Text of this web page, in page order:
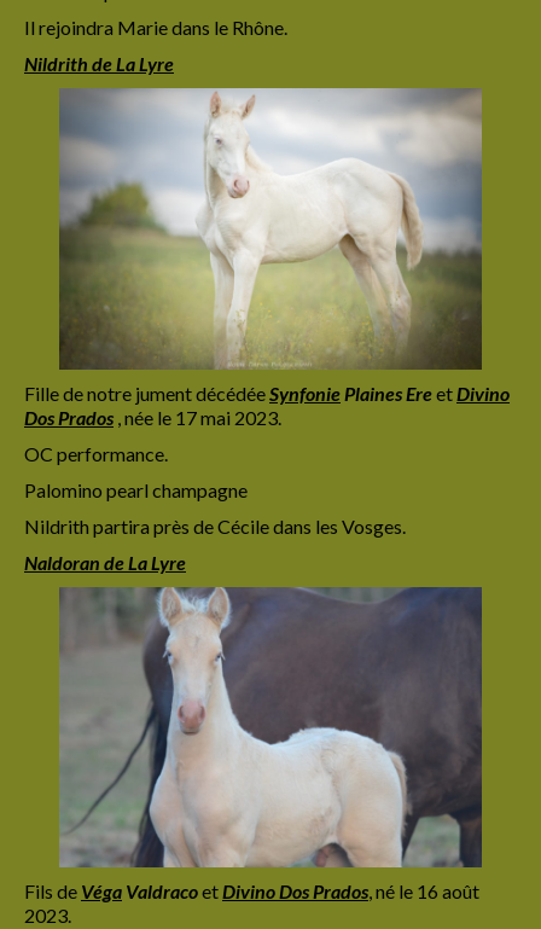
Il rejoindra Marie dans le Rhône.
Nildrith de La Lyre
Fille de notre jument décédéeSynfoniePlaines EreetDivino
Dos Prados , née le 17 mai 2023.
OC performance.
Palomino pearl champagne
Nildrith partira près de Cécile dans les Vosges.
Naldoran de La Lyre
Fils de Véga ValdracoetDivino Dos Prados,né le 16 août
2023.